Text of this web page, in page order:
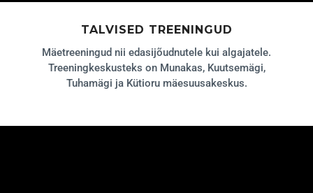
TALVISED TREENINGUD
Mäetreeningud nii edasijõudnutele kui algajatele.
Treeningkeskusteks on Munakas, Kuutsemägi,
Tuhamägi ja Kütioru mäesuusakeskus.